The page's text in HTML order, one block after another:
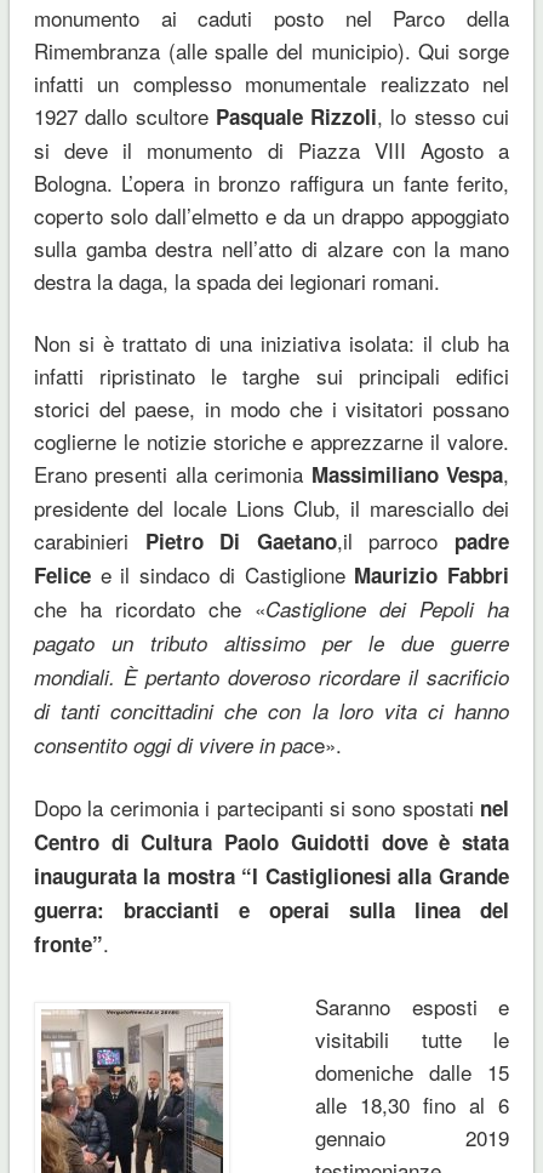
monumento ai caduti posto nel Parco della
Rimembranza (alle spalle del municipio). Qui sorge
infatti un complesso monumentale realizzato nel
1927 dallo scultore Pasquale Rizzoli, lo stesso cui
si deve il monumento di Piazza VIII Agosto a
Bologna. L’opera in bronzo raffigura un fante ferito,
coperto solo dall’elmetto e da un drappo appoggiato
sulla gamba destra nell’atto di alzare con la mano
destra la daga, la spada dei legionari romani.
Non si è trattato di una iniziativa isolata: il club ha
infatti ripristinato le targhe sui principali edifici
storici del paese, in modo che i visitatori possano
coglierne le notizie storiche e apprezzarne il valore.
Erano presenti alla cerimonia Massimiliano Vespa,
presidente del locale Lions Club, il maresciallo dei
carabinieri Pietro Di Gaetano,il parroco padre
Felicee il sindaco di Castiglione Maurizio Fabbri
che ha ricordato che «Castiglione dei Pepoli ha
pagato un tributo altissimo per le due guerre
mondiali. È pertanto doveroso ricordare il sacrificio
di tanti concittadini che con la loro vita ci hanno
consentito oggi di vivere in pace».
Dopo la cerimonia i partecipanti si sono spostati nel
Centro di Cultura Paolo Guidotti dove è stata
inaugurata la mostra “I Castiglionesi alla Grande
guerra: braccianti e operai sulla linea del
fronte”.
Saranno esposti e
visitabili tutte le
domeniche dalle 15
alle 18,30 fino al 6
gennaio 2019